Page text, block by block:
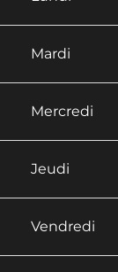
Mardi
Mercredi
Jeudi
Vendredi